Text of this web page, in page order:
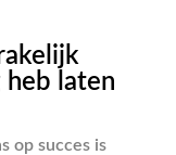
heb laten
op succes is